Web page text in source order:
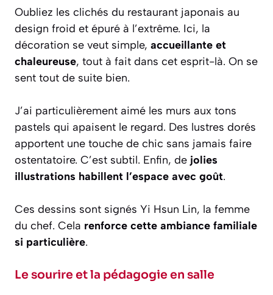
Oubliez les clichés du restaurant japonais au
design froid et épuré à l’extrême. Ici, la
décoration se veut simple, accueillante et
chaleureuse, tout à fait dans cet esprit-là. On se
sent tout de suite bien.
J’ai particulièrement aimé les murs aux tons
pastels qui apaisent le regard. Des lustres dorés
apportent une touche de chic sans jamais faire
ostentatoire. C’est subtil. Enfin, de jolies
illustrations habillent l’espace avec goût.
Ces dessins sont signés Yi Hsun Lin, la femme
du chef. Cela renforce cette ambiance familiale
si particulière.
Le sourire et la pédagogie en salle